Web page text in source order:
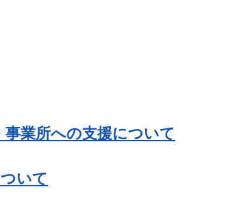
業所への支援について
いて